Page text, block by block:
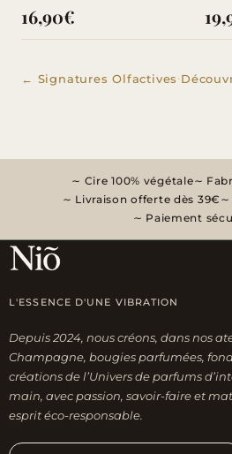
16,90€
← Signatures Olfactives·
Cire 100% végétale
Livraison offerte dès 39€
Paiement
L'ESSENCE D'UNE VIBRATION
Depuis 2024, nous créons, dans nos
Champagne, bougies parfumées,
créations de l’Univers de parfums
main, avec passion, savoir-faire et
esprit éco-responsable.